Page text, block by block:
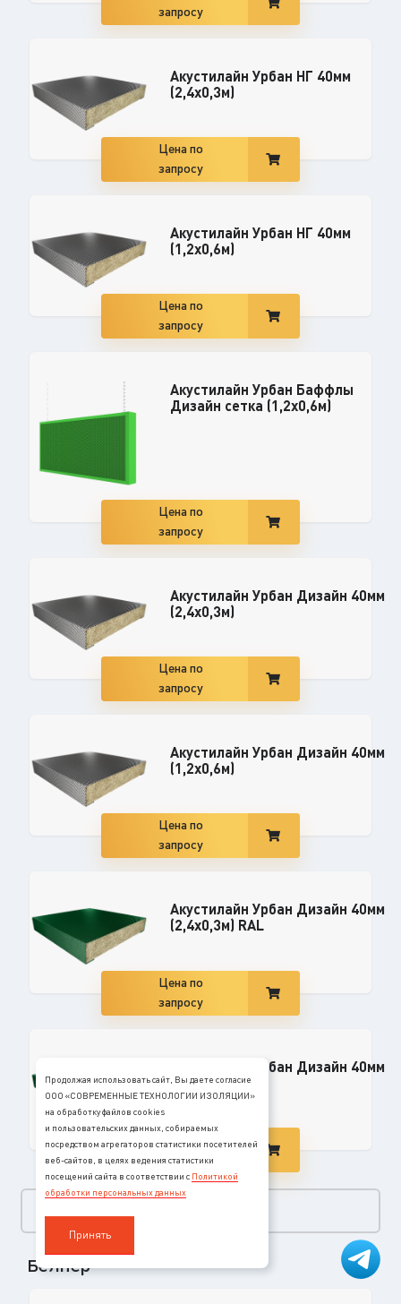
запросу
Акустилайн Урбан НГ 40мм
(2,4x0,3м)
Цена по
запросу
Акустилайн Урбан НГ 40мм
(1,2x0,6м)
Цена по
запросу
Акустилайн Урбан Баффлы
Дизайн сетка (1,2x0,6м)
Цена по
запросу
Акустилайн Урбан Дизайн 40мм
(2,4x0,3м)
Цена по
запросу
Акустилайн Урбан Дизайн 40мм
(1,2x0,6м)
Цена по
запросу
Акустилайн Урбан Дизайн 40мм
(2,4x0,3м) RAL
Цена по
запросу
Акустилайн Урбан Дизайн 40мм
(1,2x0,6м) RAL
Цена по
запросу
Белнер
Продолжая использовать сайт, Вы даете согласие
ООО «СОВРЕМЕННЫЕ ТЕХНОЛОГИИ ИЗОЛЯЦИИ»
на обработку файлов cookies
и пользовательских данных, собираемых
посредством агрегаторов статистики посетителей
веб-сайтов, в целях ведения статистики
посещений сайта в соответствии с Политикой
обработки персональных данных
Принять